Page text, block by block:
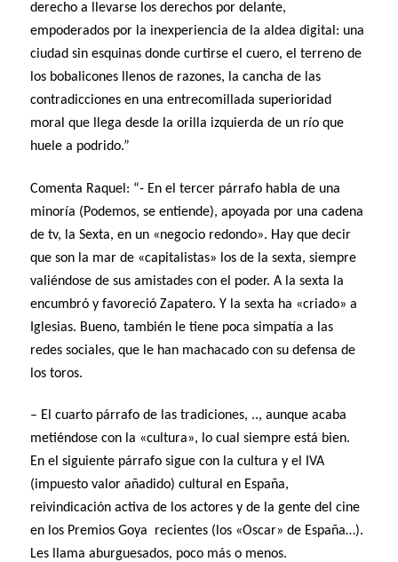
derecho a llevarse los derechos por delante,
empoderados por la inexperiencia de la aldea digital: una
ciudad sin esquinas donde curtirse el cuero, el terreno de
los bobalicones llenos de razones, la cancha de las
contradicciones en una entrecomillada superioridad
moral que llega desde la orilla izquierda de un río que
huele a podrido.”
Comenta Raquel: “- En el tercer párrafo habla de una
minoría (Podemos, se entiende), apoyada por una cadena
de tv, la Sexta, en un «negocio redondo». Hay que decir
que son la mar de «capitalistas» los de la sexta, siempre
valiéndose de sus amistades con el poder. A la sexta la
encumbró y favoreció Zapatero. Y la sexta ha «criado» a
Iglesias. Bueno, también le tiene poca simpatía a las
redes sociales, que le han machacado con su defensa de
los toros.
– El cuarto párrafo de las tradiciones, .., aunque acaba
metiéndose con la «cultura», lo cual siempre está bien.
En el siguiente párrafo sigue con la cultura y el IVA
(impuesto valor añadido) cultural en España,
reivindicación activa de los actores y de la gente del cine
en los Premios Goya recientes (los «Oscar» de España…).
Les llama aburguesados, poco más o menos.